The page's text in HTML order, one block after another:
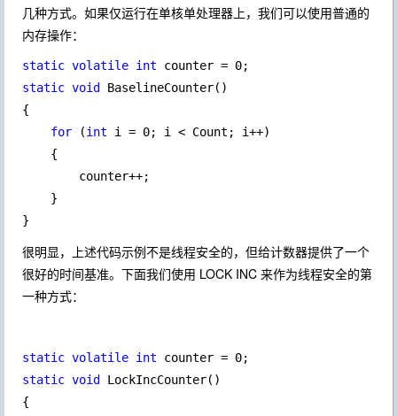
几种方式。如果仅运行在单核单处理器上，我们可以使用普通的
内存操作：
static volatile int
static void BaselineCounter()
{
for
(int i = 0; i < Count; i++)
    {
        counter++;
    }
}
很明显，上述代码示例不是线程安全的，但给计数器提供了一个
很好的时间基准。下面我们使用 LOCK INC 来作为线程安全的第
一种方式：
static volatile int
static void LockIncCounter()
{